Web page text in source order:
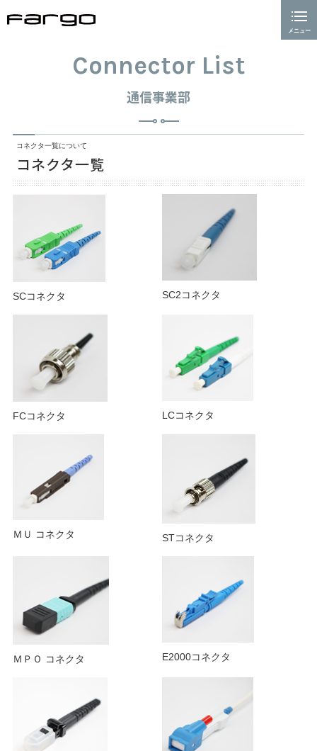
メニュー
閉じる
2心メガネコード
２心ラウンドコード
High Flexibilityケーブル
コード集合型ケーブル(屋内用)
コード集合型ケーブル(屋外用)
ディストリビューションケーブル
MPO-MPO
MPO-単心コネクタFO
MPOトランクケーブル
MPO-単心コネクタFO
光トランシーバー SFPモジュール
細径多心コード集合型ケーブル
光JJアダプタ 光アッテネータ
Connector List
通信事業部
コネクタ一覧について
コネクタ一覧
SCコネクタ SC2コネクタ
FCコネクタ LCコネクタ
ＭＵ コネクタ STコネクタ
ＭＰＯ コネクタ E2000コネクタ